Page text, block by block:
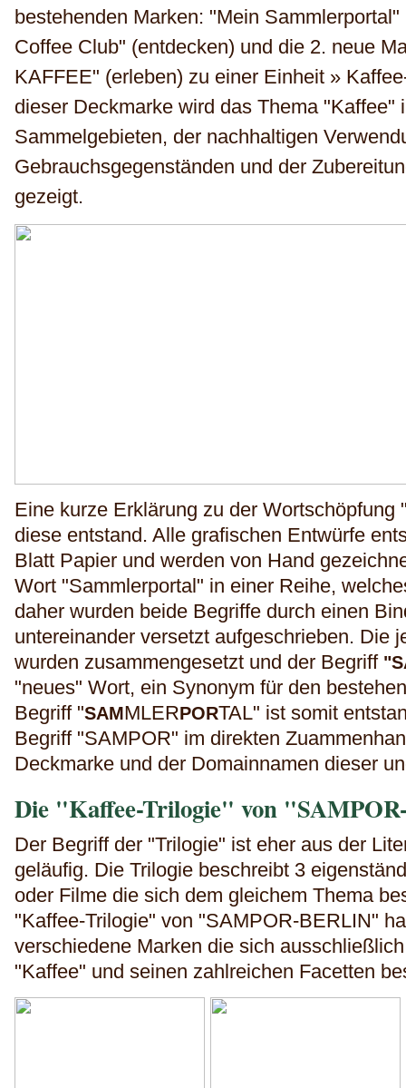
bestehenden Marken: "Mein
Coffee Club" (entdecken) und die 2. neue
KAFFEE" (erleben) zu einer Einheit »
dieser Deckmarke wird das Thema "Kaffee"
Sammelgebieten, der nachhaltigen
Gebrauchsgegenständen und der
gezeigt.
Eine kurze Erklärung zu der Wortschöpfung
diese entstand. Alle grafischen Entwürfe
Blatt Papier und werden von Hand
Wort "Sammlerportal" in einer Reihe,
daher wurden beide Begriffe durch einen
untereinander versetzt aufgeschrieben. Die
wurden zusammengesetzt und der Begriff
"neues" Wort, ein Synonym für den
Begriff "SAMMLERPORTAL" ist somit
Begriff "SAMPOR" im direkten
Deckmarke und der Domainnamen dieser
Die "Kaffee-Trilogie" von
Der Begriff der "Trilogie" ist eher aus der
geläufig. Die Trilogie beschreibt 3
oder Filme die sich dem gleichem Thema
"Kaffee-Trilogie" von "SAMPOR-BERLIN"
verschiedene Marken die sich
"Kaffee" und seinen zahlreichen Facetten